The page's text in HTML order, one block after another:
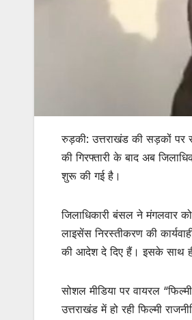
रुड़की: उत्तराखंड की सड़कों पर
की गिरफ्तारी के बाद अब
शुरू की गई है।
जिलाधिकारी बंसल ने मंगलवार
लाइसेंस निरस्तीकरण की
की आदेश दे दिए हैं। इसके साथ
सोशल मीडिया पर वायरल
उत्तराखंड में हो रही फिल्मी